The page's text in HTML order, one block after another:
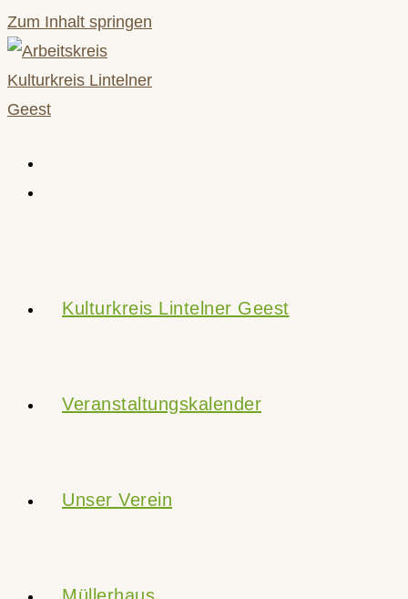
Zum Inhalt springen
Kulturkreis Lintelner Geest
Veranstaltungskalender
Unser Verein